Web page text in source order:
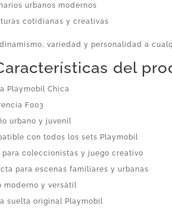
urbanos modernos
cotidianas y creativas
variedad y personalidad a
del
Playmobil Chica
F003
urbano y juvenil
con todos los sets Playmobil
coleccionistas y juego creativo
para escenas familiares y urbanas
moderno y versátil
suelta original Playmobil